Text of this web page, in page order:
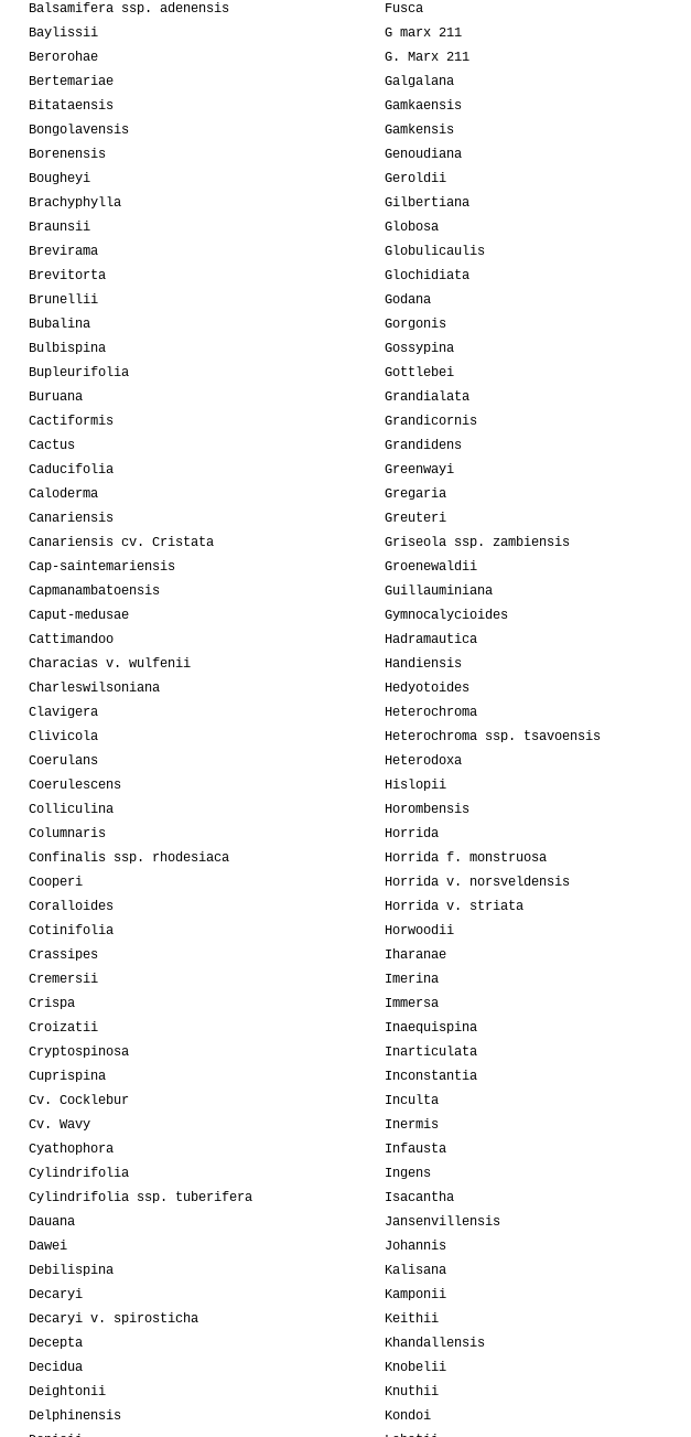
Balsamifera ssp. adenensis
Baylissii
Berorohae
Bertemariae
Bitataensis
Bongolavensis
Borenensis
Bougheyi
Brachyphylla
Braunsii
Brevirama
Brevitorta
Brunellii
Bubalina
Bulbispina
Bupleurifolia
Buruana
Cactiformis
Cactus
Caducifolia
Caloderma
Canariensis
Canariensis cv. Cristata
Cap-saintemariensis
Capmanambatoensis
Caput-medusae
Cattimandoo
Characias v. wulfenii
Charleswilsoniana
Clavigera
Clivicola
Coerulans
Coerulescens
Colliculina
Columnaris
Confinalis ssp. rhodesiaca
Cooperi
Coralloides
Cotinifolia
Crassipes
Cremersii
Crispa
Croizatii
Cryptospinosa
Cuprispina
Cv. Cocklebur
Cv. Wavy
Cyathophora
Cylindrifolia
Cylindrifolia ssp. tuberifera
Dauana
Dawei
Debilispina
Decaryi
Decaryi v. spirosticha
Decepta
Decidua
Deightonii
Delphinensis
Fusca
G marx 211
G. Marx 211
Galgalana
Gamkaensis
Gamkensis
Genoudiana
Geroldii
Gilbertiana
Globosa
Globulicaulis
Glochidiata
Godana
Gorgonis
Gossypina
Gottlebei
Grandialata
Grandicornis
Grandidens
Greenwayi
Gregaria
Greuteri
Griseola ssp. zambiensis
Groenewaldii
Guillauminiana
Gymnocalycioides
Hadramautica
Handiensis
Hedyotoides
Heterochroma
Heterochroma ssp. tsavoensis
Heterodoxa
Hislopii
Horombensis
Horrida
Horrida f. monstruosa
Horrida v. norsveldensis
Horrida v. striata
Horwoodii
Iharanae
Imerina
Immersa
Inaequispina
Inarticulata
Inconstantia
Inculta
Inermis
Infausta
Ingens
Isacantha
Jansenvillensis
Johannis
Kalisana
Kamponii
Keithii
Khandallensis
Knobelii
Knuthii
Kondoi